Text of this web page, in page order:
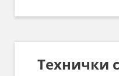
Технички